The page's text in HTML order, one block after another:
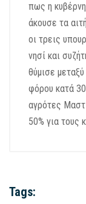
πως η
άκουσε τα
οι τρεις
νησί και
θύμισε
φόρου κατά
αγρότες
50% για τους
Tags: